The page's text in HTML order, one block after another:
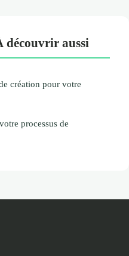
aussi
création pour votre
processus de